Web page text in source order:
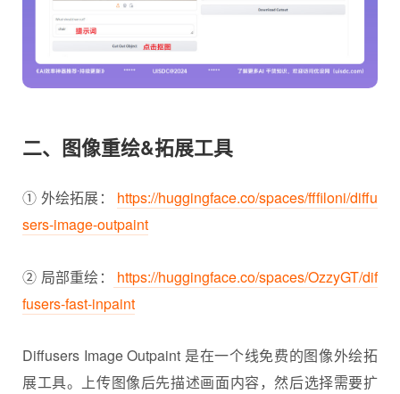
二、图像重绘&拓展工具
① 外绘拓展： https://huggingface.co/spaces/fffiloni/diffu
sers-image-outpaint
② 局部重绘：
https://huggingface.co/spaces/OzzyGT/dif
fusers-fast-inpaint
Diffusers Image Outpaint 是在一个线免费的图像外绘拓
展工具。上传图像后先描述画面内容，然后选择需要扩